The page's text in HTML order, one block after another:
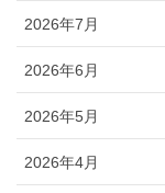
2026年7月
2026年6月
2026年5月
2026年4月